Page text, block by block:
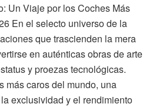
Un Viaje por los Coches Más
En el selecto universo de la
que trascienden la mera
en auténticas obras de arte
y proezas tecnológicas.
más caros del mundo, una
exclusividad y el rendimiento